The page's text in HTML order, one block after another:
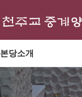
본당소개